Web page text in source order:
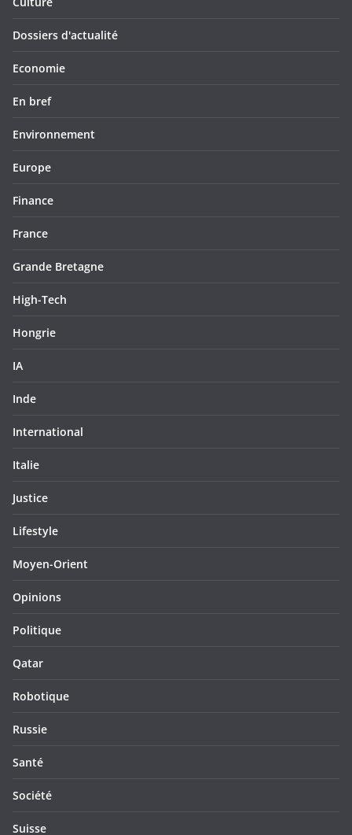
Dossiers d'actualité
Economie
En bref
Environnement
Europe
Finance
France
Grande Bretagne
High-Tech
Hongrie
IA
Inde
International
Italie
Justice
Lifestyle
Moyen-Orient
Opinions
Politique
Qatar
Robotique
Russie
Santé
Société
Suisse